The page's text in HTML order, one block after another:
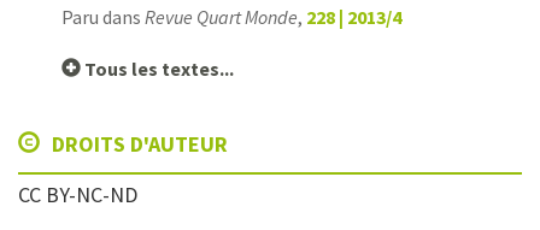
Paru dans Revue Quart Monde, 228 | 2013/4
Tous les textes...
DROITS D'AUTEUR
CC BY-NC-ND